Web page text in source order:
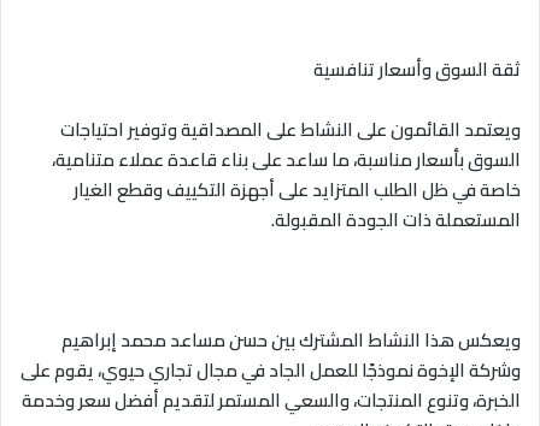
ثقة السوق وأسعار تنافسية
ويعتمد القائمون على النشاط على المصداقية وتوفير احتياجات
السوق بأسعار مناسبة، ما ساعد على بناء قاعدة عملاء متنامية،
خاصة في ظل الطلب المتزايد على أجهزة التكييف وقطع الغيار
المستعملة ذات الجودة المقبولة.
ويعكس هذا النشاط المشترك بين حسن مساعد محمد إبراهيم
وشركة الإخوة نموذجًا للعمل الجاد في مجال تجاري حيوي، يقوم على
الخبرة، وتنوع المنتجات، والسعي المستمر لتقديم أفضل سعر وخدمة